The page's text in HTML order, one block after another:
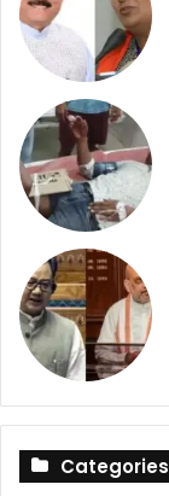
Categories